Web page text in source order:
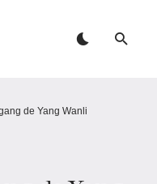
de Yang Wanli